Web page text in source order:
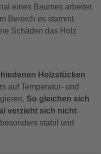
eines Baumes arbeitet
Bereich es stammt.
Schäden das Holz
Holzstücken
auf Temperatur- und
So gleichen sich
verzieht sich nicht.
stabil und